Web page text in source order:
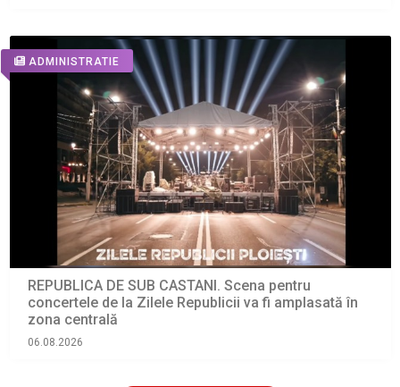
ADMINISTRATIE
REPUBLICA DE SUB CASTANI. Scena pentru
concertele de la Zilele Republicii va fi amplasată în
zona centrală
06.08.2026